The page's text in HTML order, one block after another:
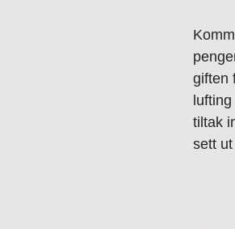
giften
tiltak
sett